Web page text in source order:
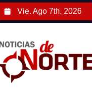
Vie. Ago 7th, 2026